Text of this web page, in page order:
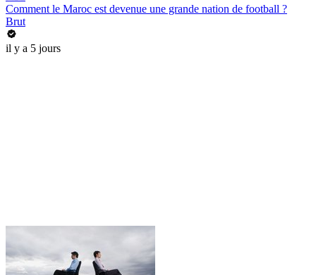
Comment le Maroc est devenue une grande nation de football ?
Brut
il y a 5 jours